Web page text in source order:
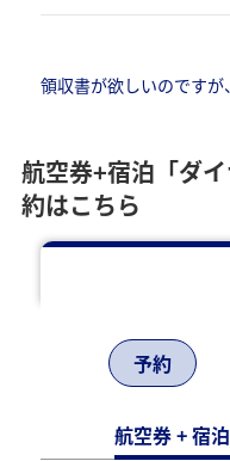
領収書が欲しいのですが
航空券+宿泊「ダ
約はこちら
予約
航空券 + 宿泊